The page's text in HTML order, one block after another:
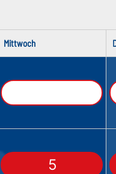
Mittwoch
5